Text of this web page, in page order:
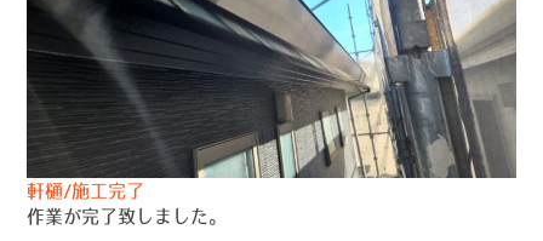
軒樋/施工完了
作業が完了致しました。